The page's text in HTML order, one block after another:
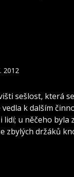
2012
sešlost, která
k dalším
lidí; u něčeho byla
zbylých držáků